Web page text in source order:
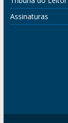
Assinaturas